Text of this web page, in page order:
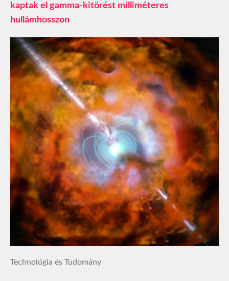
kaptak el gamma-kitörést milliméteres
hullámhosszon
Technológia és Tudomány